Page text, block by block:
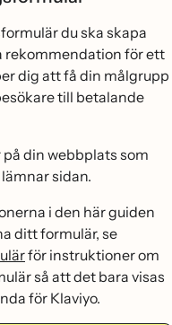
du ska skapa
rekommendation för ett
dig att få din målgrupp
till betalande
din webbplats som
sidan.
i den här guiden
ditt formulär, se
för instruktioner om
så att det bara visas
för Klaviyo.